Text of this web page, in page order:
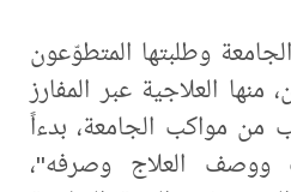
وطلبتها المتطوّعون
منها العلاجية عبر المفارز
من مواكب الجامعة، بدءاً
العلاج وصرفه"،